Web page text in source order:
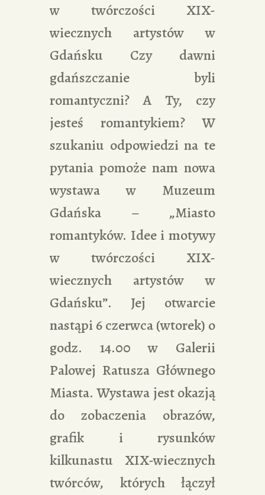
w twórczości XIX-
wiecznych artystów w
Gdańsku Czy dawni
gdańszczanie byli
romantyczni? A Ty, czy
jesteś romantykiem? W
szukaniu odpowiedzi na te
pytania pomoże nam nowa
wystawa w Muzeum
Gdańska – „Miasto
romantyków. Idee i motywy
w twórczości XIX-
wiecznych artystów w
Gdańsku”. Jej otwarcie
nastąpi 6 czerwca (wtorek) o
godz. 14.00 w Galerii
Palowej Ratusza Głównego
Miasta. Wystawa jest okazją
do zobaczenia obrazów,
grafik i rysunków
kilkunastu XIX-wiecznych
twórców, których łączył